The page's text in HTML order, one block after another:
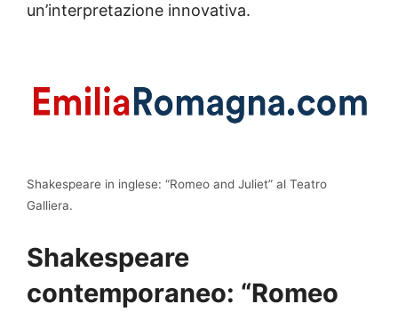
un’interpretazione innovativa.
Shakespeare in inglese: “Romeo and Juliet” al Teatro
Galliera.
Shakespeare
contemporaneo: “Romeo